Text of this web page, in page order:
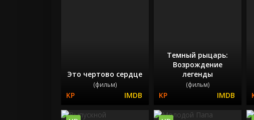
Это чертово сердце
(фильм)
Темный рыцарь:
Возрождение
легенды
(фильм)